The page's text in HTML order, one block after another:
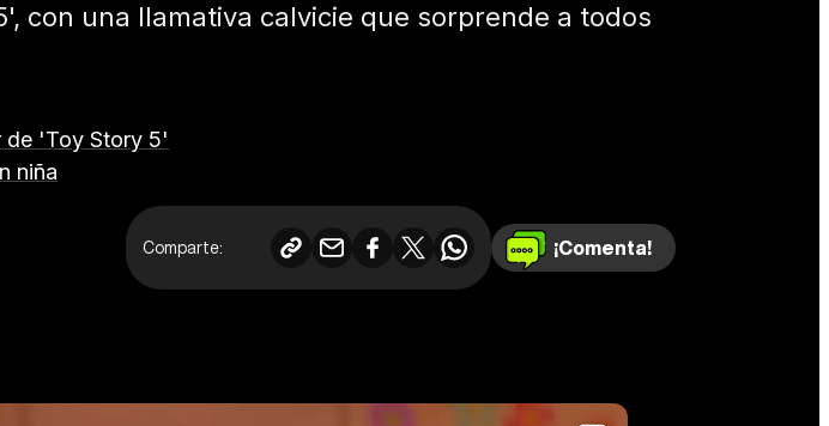
con una llamativa calvicie que sorprende a todos
de 'Toy Story 5'
niña
Comparte: ¡Comenta!